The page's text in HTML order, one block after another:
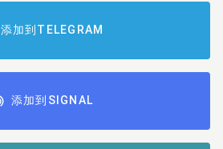
添加到TELEGRAM
添加到SIGNAL